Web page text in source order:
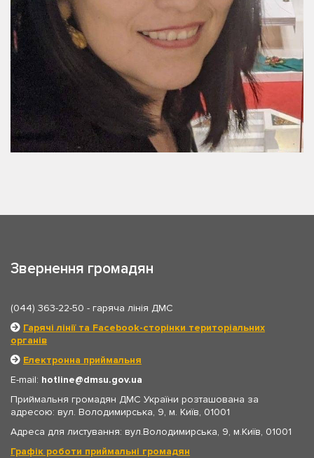
Звернення громадян
(044) 363-22-50 - гаряча лінія ДМС
Гарячі лінії та Facebook-сторінки територіальних
органів
Електронна приймальня
E-mail: hotline
dmsu.gov.ua
Приймальня громадян ДМС України розташована за
адресою: вул. Володимирська, 9, м. Київ, 01001
Адреса для листування: вул.Володимирська, 9, м.Київ, 01001
Графік роботи приймальні громадян